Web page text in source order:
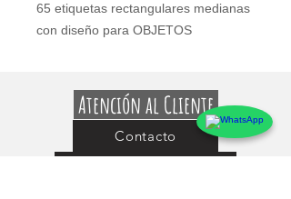
65 etiquetas rectangulares medianas
con diseño para OBJETOS
Atención al Cliente
Contacto